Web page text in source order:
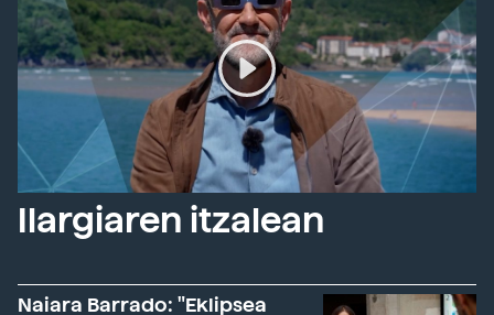
Ilargiaren itzalean
Naiara Barrado: "Eklipsea